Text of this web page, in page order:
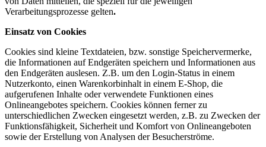
Verarbeitungsprozesse gelten.
Einsatz von Cookies
Cookies sind kleine Textdateien, bzw. sonstige Speichervermerke,
die Informationen auf Endgeräten speichern und Informationen aus
den Endgeräten auslesen. Z.B. um den Login-Status in einem
Nutzerkonto, einen Warenkorbinhalt in einem E-Shop, die
aufgerufenen Inhalte oder verwendete Funktionen eines
Onlineangebotes speichern. Cookies können ferner zu
unterschiedlichen Zwecken eingesetzt werden, z.B. zu Zwecken der
Funktionsfähigkeit, Sicherheit und Komfort von Onlineangeboten
sowie der Erstellung von Analysen der Besucherströme.